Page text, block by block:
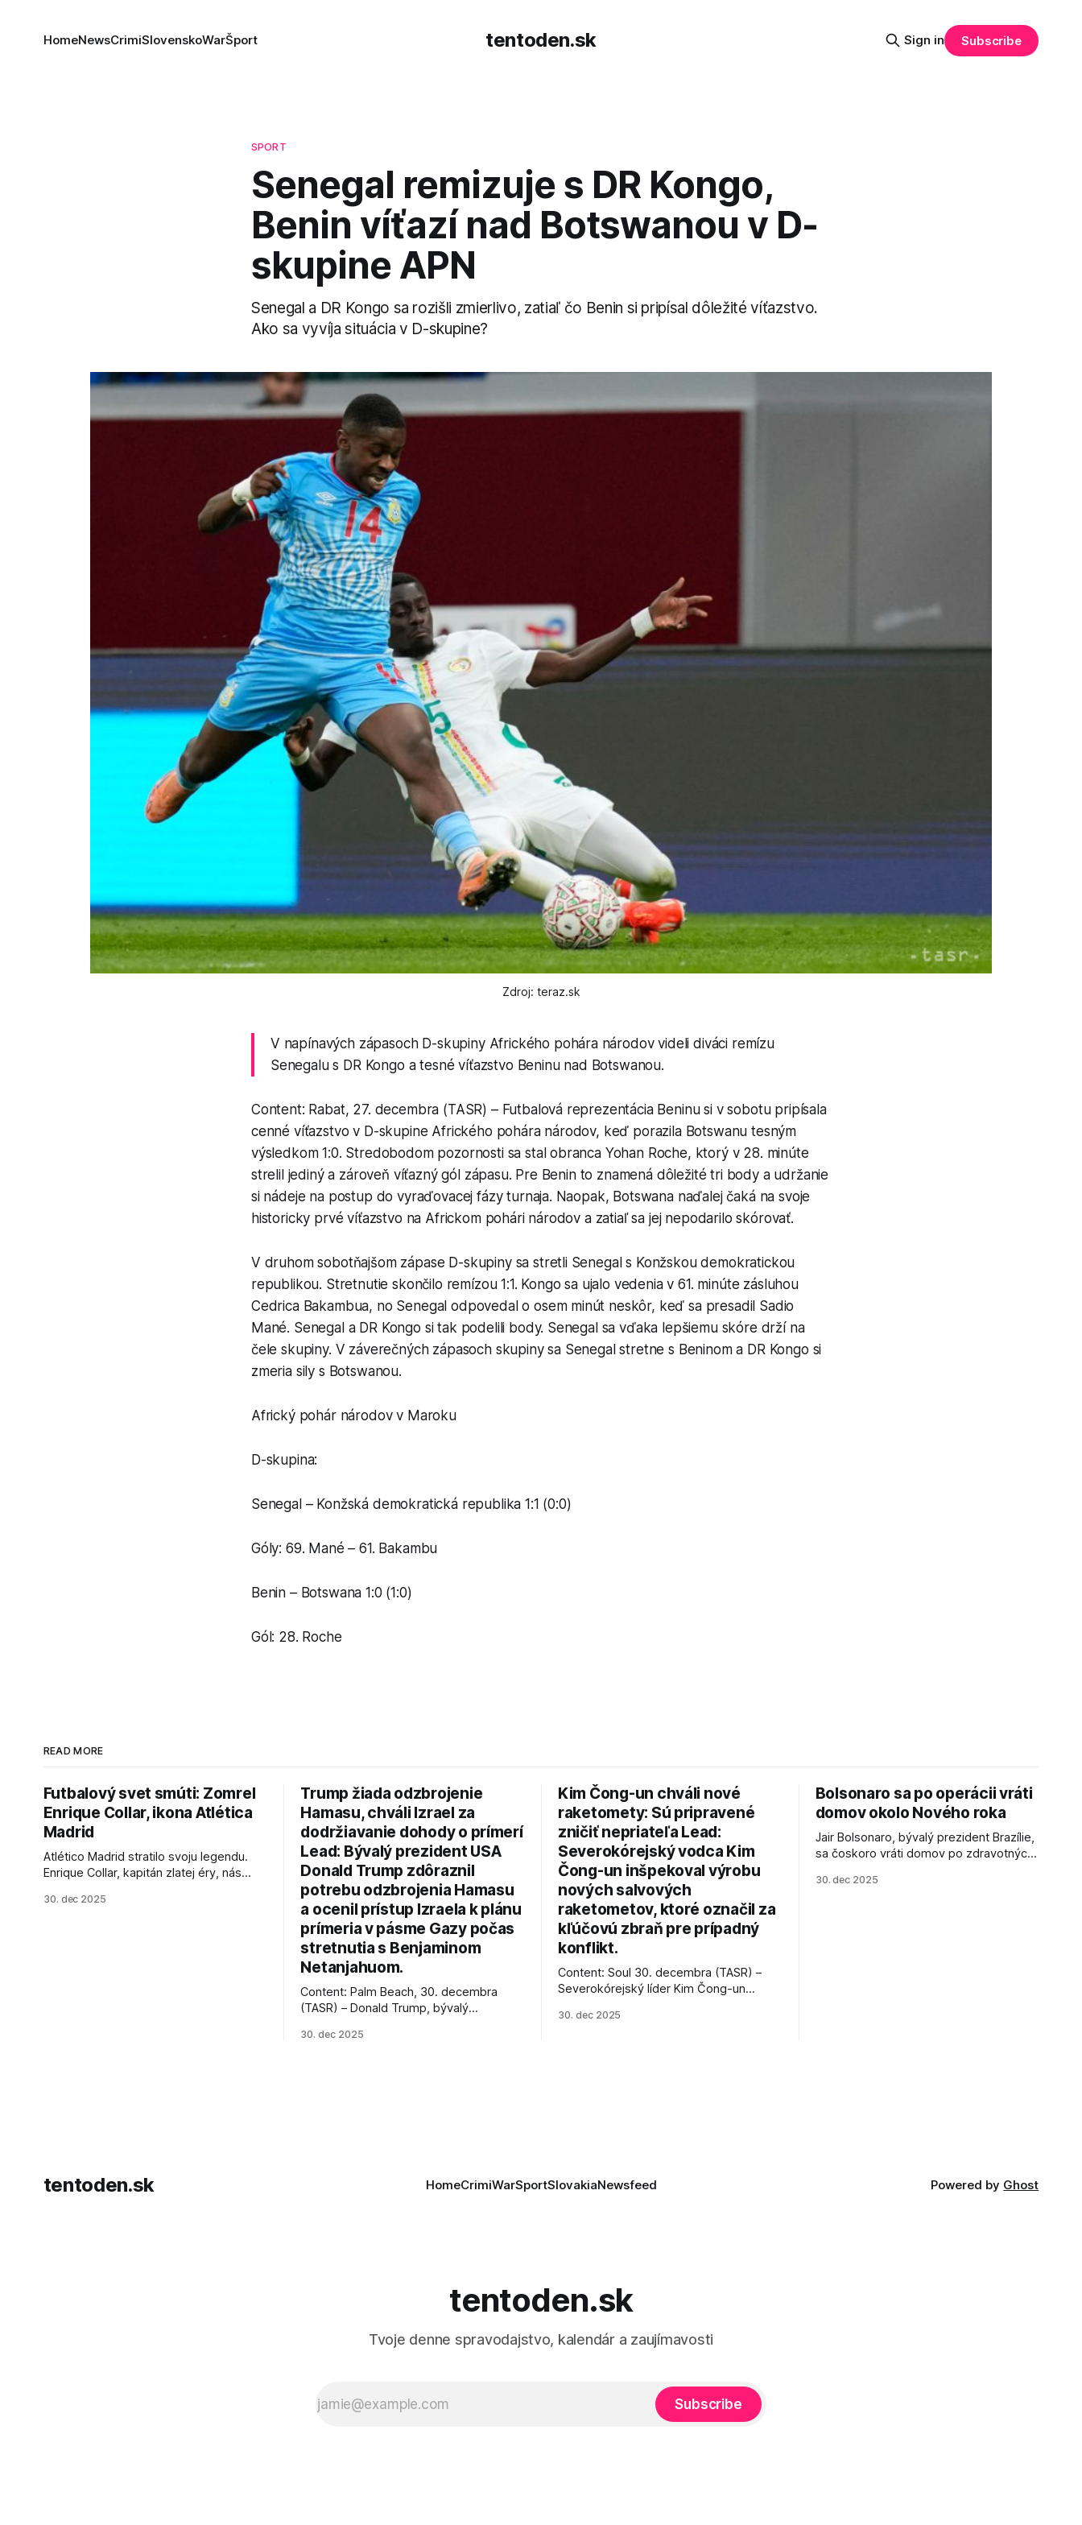
tentoden.sk
HomeNewsCrimiSlovenskoWarŠport Sign in Subscribe
SPORT
Senegal remizuje s DR Kongo,
Benin víťazí nad Botswanou v D-
skupine APN
Senegal a DR Kongo sa rozišli zmierlivo, zatiaľ čo Benin si pripísal dôležité víťazstvo.
Ako sa vyvíja situácia v D-skupine?
Zdroj: teraz.sk
V napínavých zápasoch D-skupiny Afrického pohára národov videli diváci remízu
Senegalu s DR Kongo a tesné víťazstvo Beninu nad Botswanou.
Content: Rabat, 27. decembra (TASR) – Futbalová reprezentácia Beninu si v sobotu pripísala
cenné víťazstvo v D-skupine Afrického pohára národov, keď porazila Botswanu tesným
výsledkom 1:0. Stredobodom pozornosti sa stal obranca Yohan Roche, ktorý v 28. minúte
strelil jediný a zároveň víťazný gól zápasu. Pre Benin to znamená dôležité tri body a udržanie
si nádeje na postup do vyraďovacej fázy turnaja. Naopak, Botswana naďalej čaká na svoje
historicky prvé víťazstvo na Africkom pohári národov a zatiaľ sa jej nepodarilo skórovať.
V druhom sobotňajšom zápase D-skupiny sa stretli Senegal s Konžskou demokratickou
republikou. Stretnutie skončilo remízou 1:1. Kongo sa ujalo vedenia v 61. minúte zásluhou
Cedrica Bakambua, no Senegal odpovedal o osem minút neskôr, keď sa presadil Sadio
Mané. Senegal a DR Kongo si tak podelili body. Senegal sa vďaka lepšiemu skóre drží na
čele skupiny. V záverečných zápasoch skupiny sa Senegal stretne s Beninom a DR Kongo si
zmeria sily s Botswanou.
Africký pohár národov v Maroku
D-skupina:
Senegal – Konžská demokratická republika 1:1 (0:0)
Góly: 69. Mané – 61. Bakambu
Benin – Botswana 1:0 (1:0)
Gól: 28. Roche
READ MORE
Futbalový svet smúti: Zomrel
Enrique Collar, ikona Atlética
Madrid
Atlético Madrid stratilo svoju legendu.
Enrique Collar, kapitán zlatej éry, nás
jeho úspechy a odkaz.
30. dec 2025
Trump žiada odzbrojenie
Hamasu, chváli Izrael za
dodržiavanie dohody o prímerí
Lead: Bývalý prezident USA
Donald Trump zdôraznil
potrebu odzbrojenia Hamasu
a ocenil prístup Izraela k plánu
prímeria v pásme Gazy počas
stretnutia s Benjaminom
Netanjahuom.
Content: Palm Beach, 30. decembra
(TASR) – Donald Trump, bývalý
vyhlásil, že odzbrojenie palestínskeho
30. dec 2025
Kim Čong-un chváli nové
raketomety: Sú pripravené
zničiť nepriateľa Lead:
Severokórejský vodca Kim
Čong-un inšpekoval výrobu
nových salvových
raketometov, ktoré označil za
kľúčovú zbraň pre prípadný
konflikt.
Content: Soul 30. decembra (TASR) –
Severokórejský líder Kim Čong-un
najnovšie salvové raketomety a nešetril
30. dec 2025
Bolsonaro sa po operácii vráti
domov okolo Nového roka
Jair Bolsonaro, bývalý prezident Brazílie,
sa čoskoro vráti domov po zdravotných
30. dec 2025
tentoden.sk HomeCrimiWarSportSlovakiaNewsfeed Powered by Ghost
tentoden.sk
Tvoje denne spravodajstvo, kalendár a zaujímavosti
Subscribe